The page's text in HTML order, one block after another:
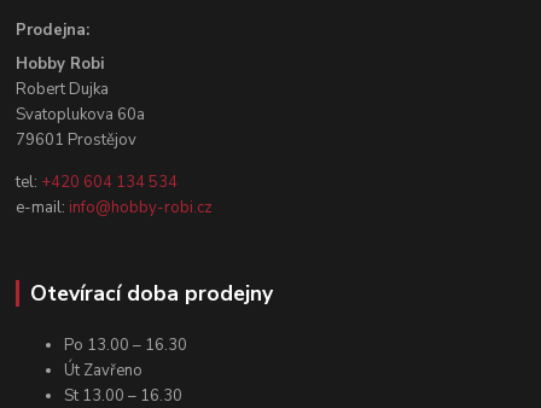
Prodejna:
Hobby Robi
Robert Dujka
Svatoplukova 60a
79601 Prostějov
tel: +420 604 134 534
e-mail: info@hobby-robi.cz
Otevírací doba prodejny
Po 13.00 – 16.30
Út Zavřeno
St 13.00 – 16.30